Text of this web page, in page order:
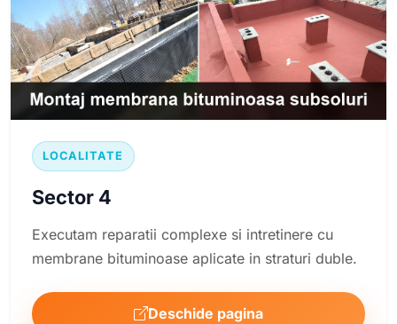
LOCALITATE
Sector 4
Executam reparatii complexe si intretinere cu
membrane bituminoase aplicate in straturi duble.
Deschide pagina